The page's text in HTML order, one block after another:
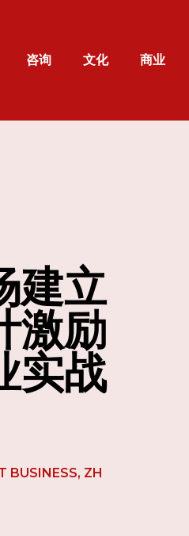
咨询 文化 商业
建立
激励
实战
BUSINESS, ZH